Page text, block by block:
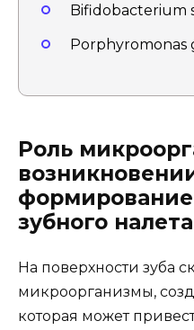
Bifidobacterium
Porphyromonas
Роль
зубного
На поверхности зуба
микроорганизмы,
которая может